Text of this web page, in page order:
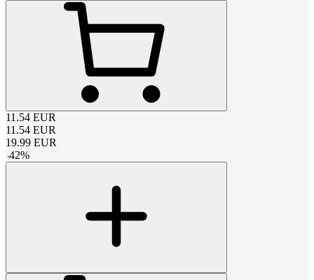
11.54 EUR
11.54 EUR
19.99 EUR
-42%